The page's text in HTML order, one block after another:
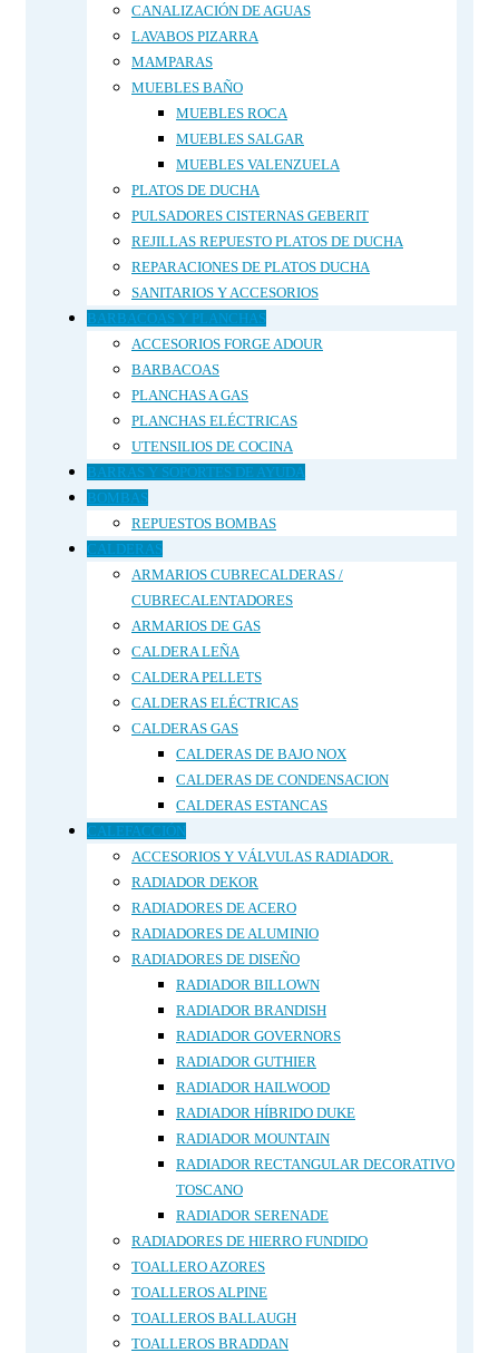
CANALIZACIÓN DE AGUAS
LAVABOS PIZARRA
MAMPARAS
MUEBLES BAÑO
MUEBLES ROCA
MUEBLES SALGAR
MUEBLES VALENZUELA
PLATOS DE DUCHA
PULSADORES CISTERNAS GEBERIT
REJILLAS REPUESTO PLATOS DE DUCHA
REPARACIONES DE PLATOS DUCHA
SANITARIOS Y ACCESORIOS
BARBACOAS Y PLANCHAS
ACCESORIOS FORGE ADOUR
BARBACOAS
PLANCHAS A GAS
PLANCHAS ELÉCTRICAS
UTENSILIOS DE COCINA
BARRAS Y SOPORTES DE AYUDA
BOMBAS
REPUESTOS BOMBAS
CALDERAS
ARMARIOS CUBRECALDERAS /
CUBRECALENTADORES
ARMARIOS DE GAS
CALDERA LEÑA
CALDERA PELLETS
CALDERAS ELÉCTRICAS
CALDERAS GAS
CALDERAS DE BAJO NOX
CALDERAS DE CONDENSACION
CALDERAS ESTANCAS
CALEFACCIÓN
ACCESORIOS Y VÁLVULAS RADIADOR.
RADIADOR DEKOR
RADIADORES DE ACERO
RADIADORES DE ALUMINIO
RADIADORES DE DISEÑO
RADIADOR BILLOWN
RADIADOR BRANDISH
RADIADOR GOVERNORS
RADIADOR GUTHIER
RADIADOR HAILWOOD
RADIADOR HÍBRIDO DUKE
RADIADOR MOUNTAIN
RADIADOR RECTANGULAR DECORATIVO
TOSCANO
RADIADOR SERENADE
RADIADORES DE HIERRO FUNDIDO
TOALLERO AZORES
TOALLEROS ALPINE
TOALLEROS BALLAUGH
TOALLEROS BRADDAN